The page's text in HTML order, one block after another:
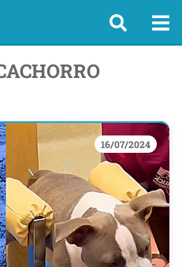
16/07/2024